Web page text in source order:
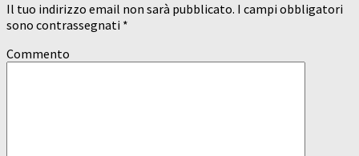
Il tuo indirizzo email non sarà pubblicato. I campi obbligatori
sono contrassegnati *
Commento